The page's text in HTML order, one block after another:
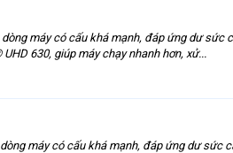
máy có cấu khá mạnh, đáp ứng dư sức
630, giúp máy chạy nhanh hơn, xử...
máy có cấu khá mạnh, đáp ứng dư sức